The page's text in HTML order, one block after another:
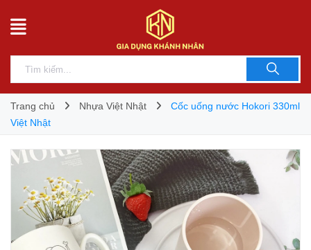
Trang chủ Nhựa Việt Nhật
Cốc uống nước Hokori 330ml
Việt Nhật